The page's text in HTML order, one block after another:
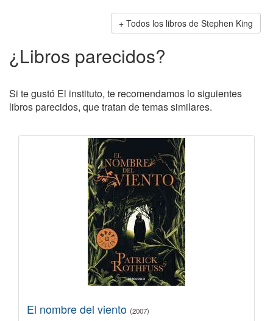
Todos los libros de Stephen King
¿Libros parecidos?
Si te gustó El instituto, te recomendamos lo siguientes
libros parecidos, que tratan de temas similares.
El nombre del viento (2007)